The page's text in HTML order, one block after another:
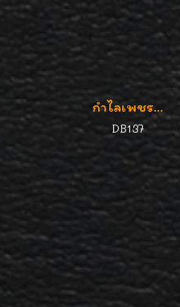
กำไลเพชร...
DB137